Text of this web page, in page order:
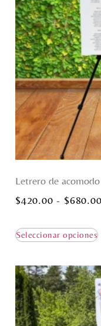
Letrero de
$420.00 - $680.00
Seleccionar opciones